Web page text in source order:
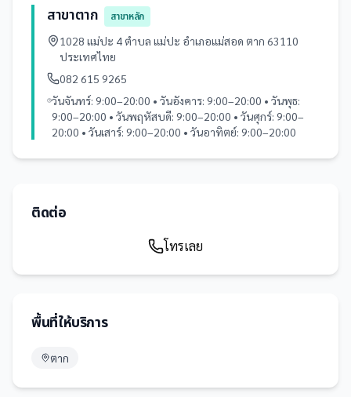
สาขาตาก
สาขาหลัก
1028 แม่ปะ 4 ตำบล แม่ปะ อำเภอแม่สอด ตาก 63110
ประเทศไทย
082 615 9265
วันจันทร์: 9:00–20:00 • วันอังคาร: 9:00–20:00 • วันพุธ:
9:00–20:00 • วันพฤหัสบดี: 9:00–20:00 • วันศุกร์: 9:00–
20:00 • วันเสาร์: 9:00–20:00 • วันอาทิตย์: 9:00–20:00
ติดต่อ
โทรเลย
พื้นที่ให้บริการ
ตาก